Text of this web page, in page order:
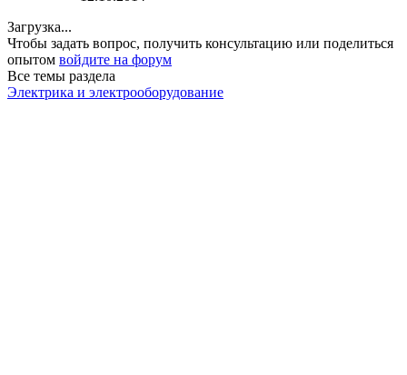
Загрузка...
Чтобы задать вопрос, получить консультацию или поделиться
опытом войдите на форум
Все темы раздела
Электрика и электрооборудование